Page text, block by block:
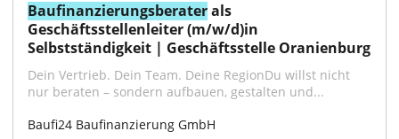
Baufinanzierungsberater als
Geschäftsstellenleiter (m/w/d)in
Selbstständigkeit | Geschäftsstelle Oranienburg
Dein Vertrieb. Dein Team. Deine RegionDu willst nicht
nur beraten – sondern aufbauen, gestalten und...
Baufi24 Baufinanzierung GmbH